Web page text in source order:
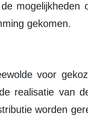
gekomen.
realisatie van
worden